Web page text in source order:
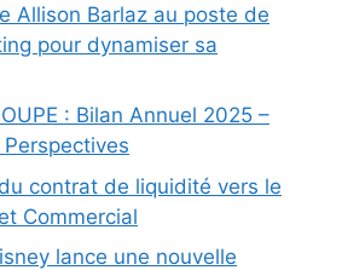
Allison Barlaz au poste de
pour dynamiser sa
: Bilan Annuel 2025 –
contrat de liquidité vers le
Commercial
lance une nouvelle